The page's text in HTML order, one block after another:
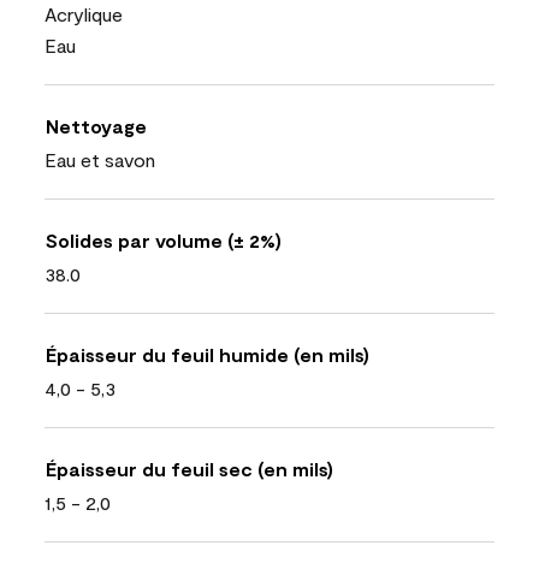
Acrylique
Eau
Nettoyage
Eau et savon
Solides par volume (± 2%)
38.0
Épaisseur du feuil humide (en mils)
4,0 - 5,3
Épaisseur du feuil sec (en mils)
1,5 - 2,0